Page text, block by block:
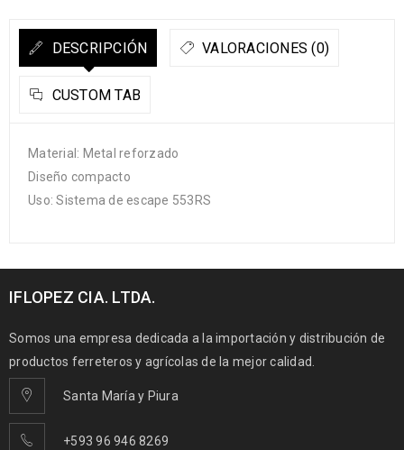
DESCRIPCIÓN VALORACIONES (0)
CUSTOM TAB
Material: Metal reforzado
Diseño compacto
Uso: Sistema de escape 553RS
IFLOPEZ CIA. LTDA.
Somos una empresa dedicada a la importación y distribución de
productos ferreteros y agrícolas de la mejor calidad.
Santa María y Piura
+593 96 946 8269